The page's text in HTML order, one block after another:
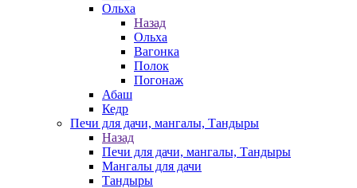
Ольха
Назад
Ольха
Вагонка
Полок
Погонаж
Абаш
Кедр
Печи для дачи, мангалы, Тандыры
Назад
Печи для дачи, мангалы, Тандыры
Мангалы для дачи
Тандыры